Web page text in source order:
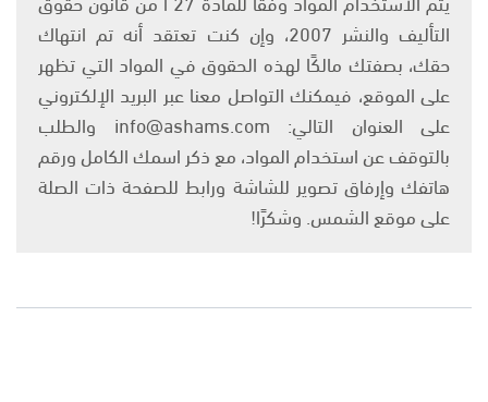
التأليف والنشر 2007، وإن كنت تعتقد أنه تم انتهاك
حقك، بصفتك مالكًا لهذه الحقوق في المواد التي تظهر
على الموقع، فيمكنك التواصل معنا عبر البريد الإلكتروني
على العنوان التالي: info@ashams.com والطلب
بالتوقف عن استخدام المواد، مع ذكر اسمك الكامل ورقم
هاتفك وإرفاق تصوير للشاشة ورابط للصفحة ذات الصلة
على موقع الشمس. وشكرًا!